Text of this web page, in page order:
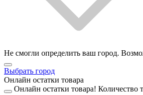
Не смогли определить ваш город.
Выбрать город
Онлайн остатки товара
Онлайн остатки товара! Количество